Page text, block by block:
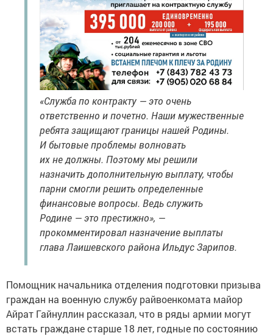
«Служба по контракту — это очень
ответственно и почетно. Наши мужественные
ребята защищают границы нашей Родины.
И бытовые проблемы волновать
их не должны. Поэтому мы решили
назначить дополнительную выплату, чтобы
парни смогли решить определенные
финансовые вопросы. Ведь служить
Родине — это престижно», —
прокомментировал назначение выплаты
глава Лаишевского района Ильдус Зарипов.
Помощник начальника отделения подготовки призыва
граждан на военную службу райвоенкомата майор
Айрат Гайнуллин рассказал, что в ряды армии могут
встать граждане старше 18 лет, годные по состоянию